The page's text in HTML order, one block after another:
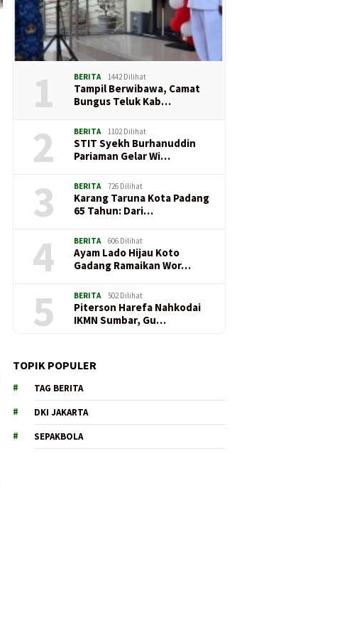
1 BERITA 1442 Dilihat
Tampil Berwibawa, Camat
Bungus Teluk Kab…
2 BERITA 1102 Dilihat
STIT Syekh Burhanuddin
Pariaman Gelar Wi…
3 BERITA 726 Dilihat
Karang Taruna Kota Padang
65 Tahun: Dari…
4 BERITA 606 Dilihat
Ayam Lado Hijau Koto
Gadang Ramaikan Wor…
5 BERITA 502 Dilihat
Piterson Harefa Nahkodai
IKMN Sumbar, Gu…
TOPIK POPULER
TAG BERITA
DKI JAKARTA
SEPAKBOLA